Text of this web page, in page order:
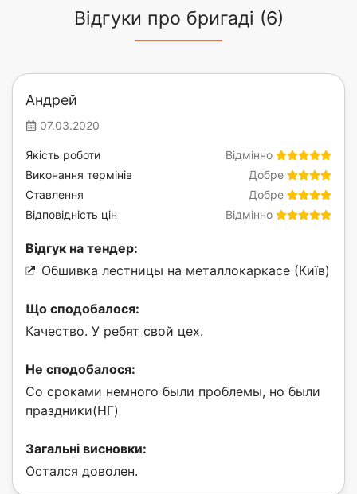
Відгуки про бригаді (6)
Андрей
07.03.2020
Відмінно
Якість роботи
Добре
Виконання термінів
Добре
Ставлення
Відмінно
Відповідність цін
Відгук на тендер:
Обшивка лестницы на металлокаркасе (Київ)
Що сподобалося:
Качество. У ребят свой цех.
Не сподобалося:
Со сроками немного были проблемы, но были
праздники(НГ)
Загальні висновки:
Остался доволен.